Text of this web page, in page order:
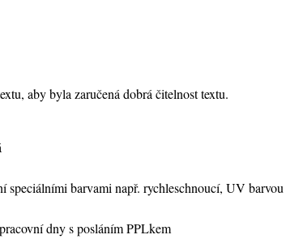
aby byla zaručená dobrá čitelnost textu.
speciálními barvami např. rychleschnoucí, UV
dny s posláním PPLkem